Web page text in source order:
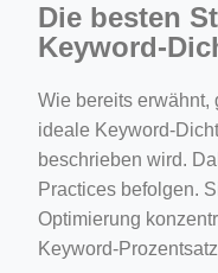
Die besten
Keyword-
Wie bereits erwähnt,
ideale Keyword-
beschrieben wird.
Practices befolgen.
Optimierung
Keyword-